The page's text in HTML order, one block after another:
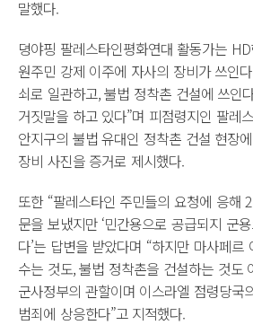
말했다.
뎡야핑 팔레스타인평화연대 활동가는
원주민 강제 이주에 자사의 장비가 쓰인
쇠로 일관하고, 불법 정착촌 건설에 쓰인
거짓말을 하고 있다”며 피점령지인 팔레
안지구의 불법 유대인 정착촌 건설 현장
장비 사진을 증거로 제시했다.
또한 “팔레스타인 주민들의 요청에 응해
문을 보냈지만 ‘민간용으로 공급되지 군
다’는 답변을 받았다며 “하지만 마사페
수는 것도, 불법 정착촌을 건설하는 것도
군사정부의 관할이며 이스라엘 점령당국
범죄에 상응한다”고 지적했다.